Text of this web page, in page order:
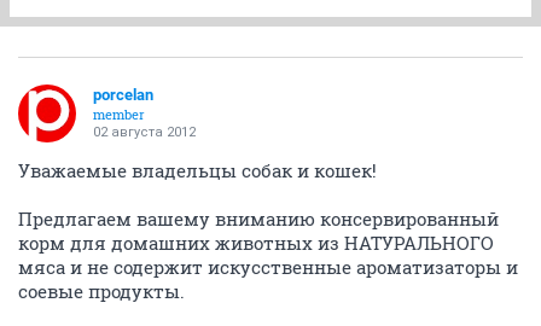
porcelan
member
02 августа 2012
Уважаемые владельцы собак и кошек!
Предлагаем вашему вниманию консервированный
корм для домашних животных из НАТУРАЛЬНОГО
мяса и не содержит искусственные ароматизаторы и
соевые продукты.